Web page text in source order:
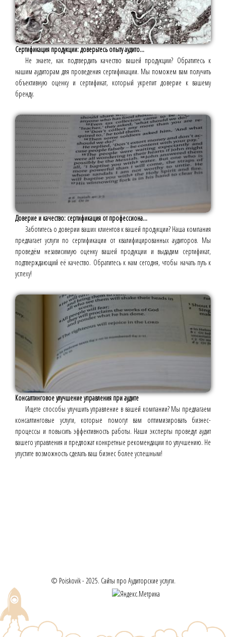
Сертификация продукции: доверьтесь опыту аудито...
Не знаете, как подтвердить качество вашей продукции? Обратитесь к
нашим аудиторам для проведения сертификации. Мы поможем вам получить
объективную оценку и сертификат, который укрепит доверие к вашему
бренду.
Доверие и качество: сертификация от профессиона...
Заботитесь о доверии ваших клиентов к вашей продукции? Наша компания
предлагает услуги по сертификации от квалифицированных аудиторов. Мы
проведём независимую оценку вашей продукции и выдадим сертификат,
подтверждающий её качество. Обратитесь к нам сегодня, чтобы начать путь к
успеху!
Консалтинговое улучшение управления при аудите
Ищете способы улучшить управление в вашей компании? Мы предлагаем
консалтинговые услуги, которые помогут вам оптимизировать бизнес-
процессы и повысить эффективность работы. Наши эксперты проведут аудит
вашего управления и предложат конкретные рекомендации по улучшению. Не
упустите возможность сделать ваш бизнес более успешным!
© Poiskovik - 2025. Сайты про Аудиторские услуги.